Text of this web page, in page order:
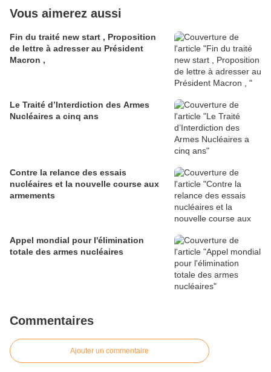
Vous aimerez aussi
Fin du traité new start , Proposition
de lettre à adresser au Président
Macron ,
Le Traité d’Interdiction des Armes
Nucléaires a cinq ans
Contre la relance des essais
nucléaires et la nouvelle course aux
armements
Appel mondial pour l'élimination
totale des armes nucléaires
Commentaires
Ajouter un commentaire